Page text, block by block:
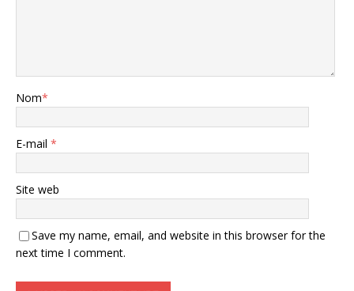
Nom*
E-mail *
Site web
Save my name, email, and website in this browser for the
next time I comment.